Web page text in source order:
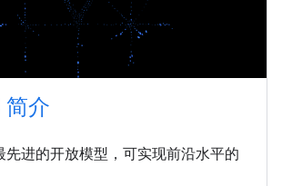
简介
先进的开放模型，可实现前沿水平的